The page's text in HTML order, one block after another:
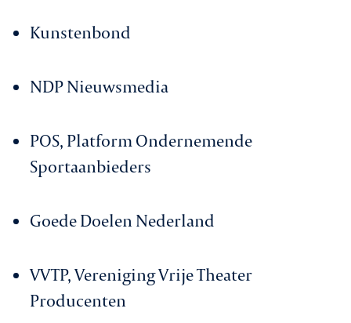
Kunstenbond
NDP Nieuwsmedia
POS, Platform Ondernemende
Sportaanbieders
Goede Doelen Nederland
VVTP, Vereniging Vrije Theater
Producenten